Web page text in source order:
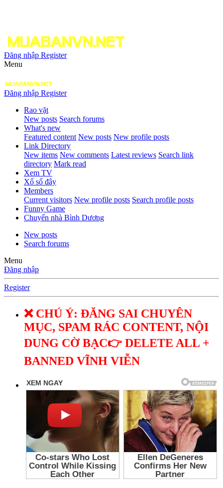
Đăng nhập Register
Menu
Đăng nhập Register
Rao vặt
New posts Search forums
What's new
Featured content New posts New profile posts
Link Directory
New items New comments Latest reviews Search link
directory Mark read
Xem TV
Xổ số đây
Members
Current visitors New profile posts Search profile posts
Funny Game
Chuyển nhà Bình Dương
New posts
Search forums
Menu
Đăng nhập
Register
❌ CHÚ Ý: ĐĂNG SAI CHUYÊN
MỤC, SPAM RÁC CONTENT, NỘI
DUNG CỜ BẠC👉 DELETE ALL +
BANNED VĨNH VIỄN